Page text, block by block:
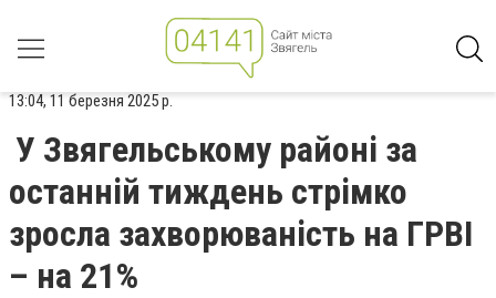
13:04, 11 березня 2025 р.
У Звягельському районі за
останній тиждень стрімко
зросла захворюваність на ГРВІ
– на 21%